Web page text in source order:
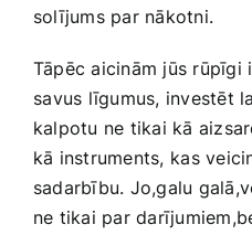
solījums par nākotni.
Tāpēc aicinām jūs rūpīgi
⁤savus līgumus, investēt
kalpotu ne tikai kā
kā instruments,⁣ kas
sadarbību. Jo,galu
ne tikai par